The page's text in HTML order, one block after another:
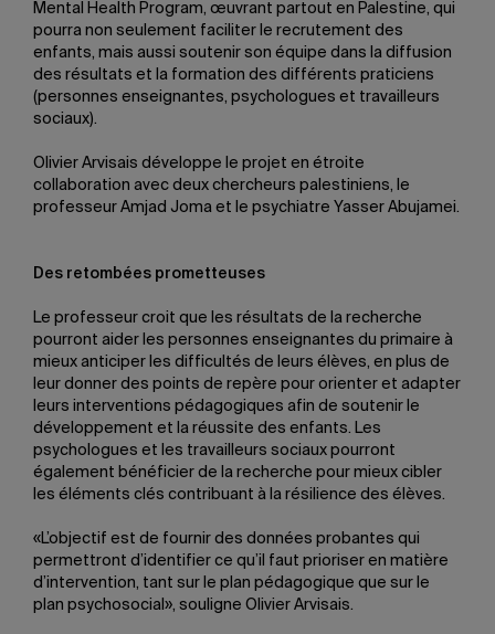
Mental Health Program, œuvrant partout en Palestine, qui
pourra non seulement faciliter le recrutement des
enfants, mais aussi soutenir son équipe dans la diffusion
des résultats et la formation des différents praticiens
(personnes enseignantes, psychologues et travailleurs
sociaux).
Olivier Arvisais développe le projet en étroite
collaboration avec deux chercheurs palestiniens, le
professeur Amjad Joma et le psychiatre Yasser Abujamei.
Des retombées prometteuses
Le professeur croit que les résultats de la recherche
pourront aider les personnes enseignantes du primaire à
mieux anticiper les difficultés de leurs élèves, en plus de
leur donner des points de repère pour orienter et adapter
leurs interventions pédagogiques afin de soutenir le
développement et la réussite des enfants. Les
psychologues et les travailleurs sociaux pourront
également bénéficier de la recherche pour mieux cibler
les éléments clés contribuant à la résilience des élèves.
«L’objectif est de fournir des données probantes qui
permettront d’identifier ce qu’il faut prioriser en matière
d’intervention, tant sur le plan pédagogique que sur le
plan psychosocial», souligne Olivier Arvisais.